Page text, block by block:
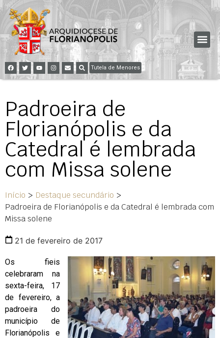
Tutela de Menores
Padroeira de
Florianópolis e da
Catedral é lembrada
com Missa solene
Início > Destaque secundário >
Padroeira de Florianópolis e da Catedral é lembrada com
Missa solene
21 de fevereiro de 2017
Os fieis
celebraram na
sexta-feira, 17
de fevereiro, a
padroeira do
município de
Florianópolis e